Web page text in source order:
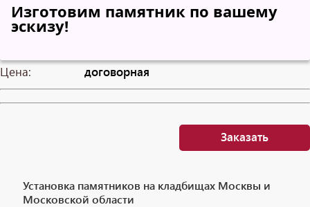
Изготовим памятник по вашему
эскизу!
Цена: договорная
Заказать
Установка памятников на кладбищах Москвы и
Московской области